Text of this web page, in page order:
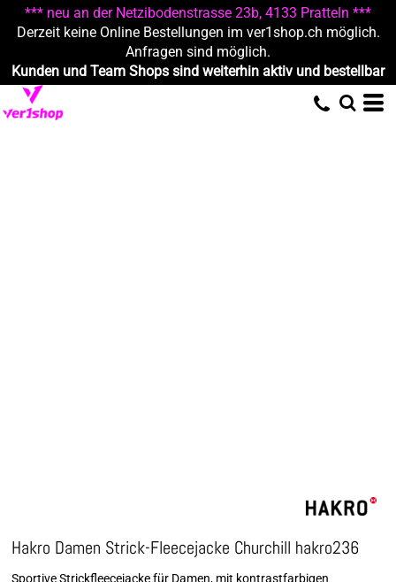
*** neu an der Netzibodenstrasse 23b, 4133 Pratteln ***
Derzeit keine Online Bestellungen im ver1shop.ch möglich.
Anfragen sind möglich.
Kunden und Team Shops sind weiterhin aktiv und bestellbar
Hakro Damen Strick-Fleecejacke Churchill hakro236
Sportive Strickfleecejacke für Damen, mit kontrastfarbigen